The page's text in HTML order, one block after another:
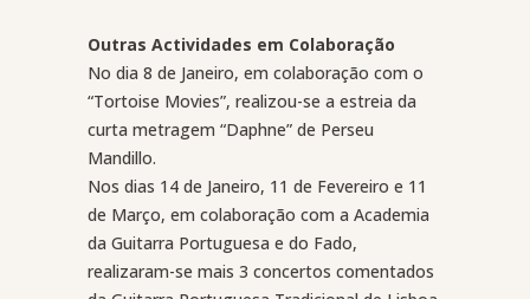
Outras Actividades em Colaboração
No dia 8 de Janeiro, em colaboração com o
“Tortoise Movies”, realizou-se a estreia da
curta metragem “Daphne” de Perseu
Mandillo.
Nos dias 14 de Janeiro, 11 de Fevereiro e 11
de Março, em colaboração com a Academia
da Guitarra Portuguesa e do Fado,
realizaram-se mais 3 concertos comentados